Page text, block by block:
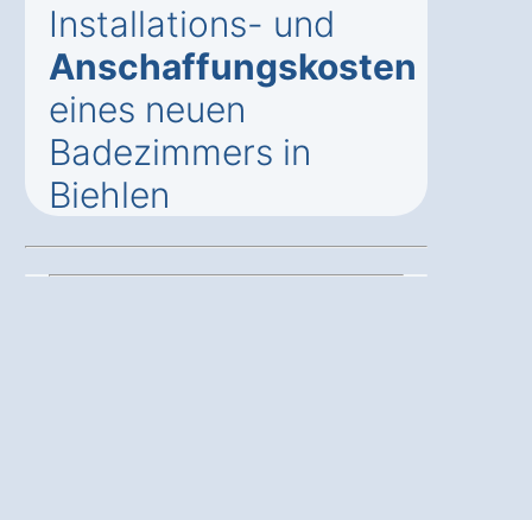
Installations- und
Anschaffungskosten
eines neuen
Badezimmers in
Biehlen